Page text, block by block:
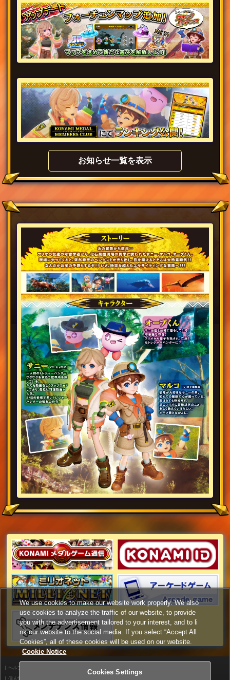
お知らせ一覧を表示
ヘルプ
個人情報等保護方針
We use cookies to make our website work properly. We also
use cookies to analyze the traffic of our website, to provide
you with the advertisement tailored to your interest, and to li
nk our website to the social media. If you select “Accept All
Cookies”, all of these cookies will be used on our website.
Cookie Notice
Cookies Settings